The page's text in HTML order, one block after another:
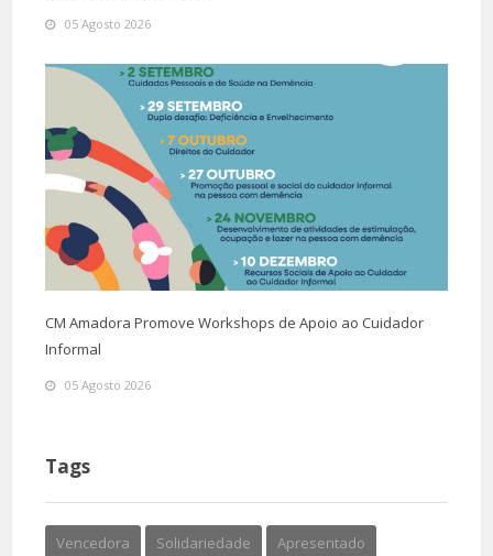
05 Agosto 2026
CM Amadora Promove Workshops de Apoio ao Cuidador
Informal
05 Agosto 2026
Tags
Vencedora Solidariedade Apresentado